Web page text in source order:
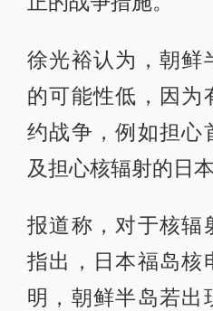
徐光裕认为，朝鲜
的可能性低，因为
约战争，例如担心
及担心核辐射的日本
报道称，对于核辐
指出，日本福岛核
明，朝鲜半岛若出